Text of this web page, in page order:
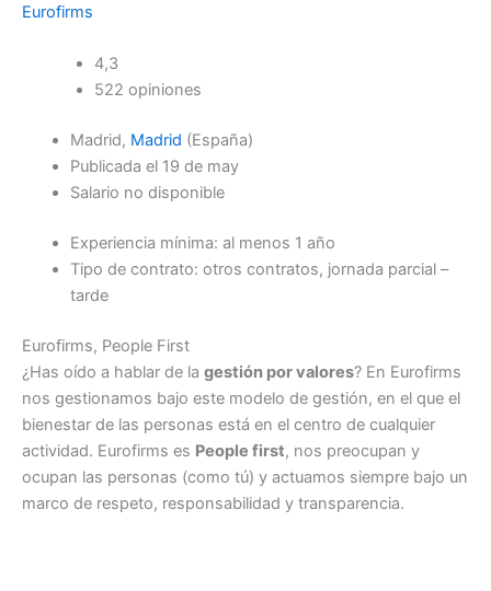
Eurofirms
4,3
522 opiniones
Madrid, Madrid (España)
Publicada el 19 de may
Salario no disponible
Experiencia mínima: al menos 1 año
Tipo de contrato: otros contratos, jornada parcial –
tarde
Eurofirms, People First
¿Has oído a hablar de la gestión por valores? En Eurofirms
nos gestionamos bajo este modelo de gestión, en el que el
bienestar de las personas está en el centro de cualquier
actividad. Eurofirms es People first, nos preocupan y
ocupan las personas (como tú) y actuamos siempre bajo un
marco de respeto, responsabilidad y transparencia.